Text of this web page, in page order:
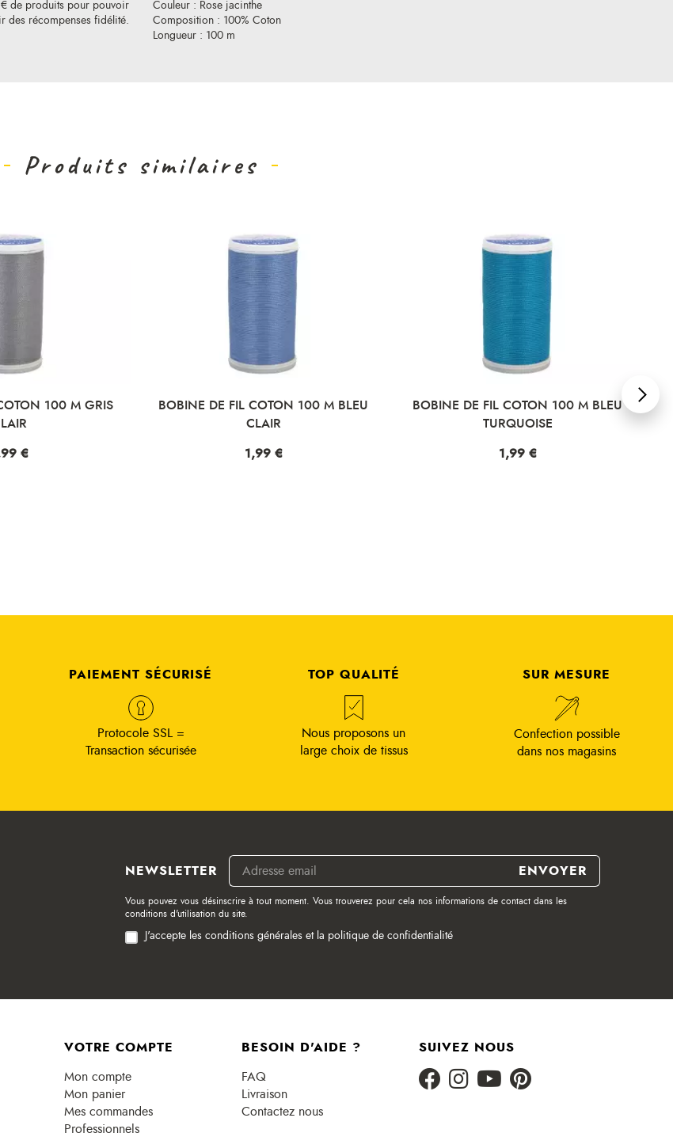
de produits pour pouvoir
des récompenses fidélité.
Couleur : Rose jacinthe
Composition : 100% Coton
Longueur : 100 m
Produits similaires
100 M GRIS
€
BOBINE DE FIL COTON 100 M BLEU
CLAIR
Prix
1,99 €
BOBINE DE FIL COTON 100 M BLEU
TURQUOISE
Prix
1,99 €
PAIEMENT SÉCURISÉ
Protocole SSL =
Transaction sécurisée
TOP QUALITÉ
Nous proposons un
large choix de tissus
SUR MESURE
Confection possible
dans nos magasins
NEWSLETTER
Vous pouvez vous désinscrire à tout moment. Vous trouverez pour cela nos informations de contact dans les
conditions d'utilisation du site.
J'accepte les conditions générales et la politique de confidentialité
VOTRE COMPTE
Mon compte
Mon panier
Mes commandes
Professionnels
BESOIN D'AIDE ?
FAQ
Livraison
Contactez nous
SUIVEZ NOUS